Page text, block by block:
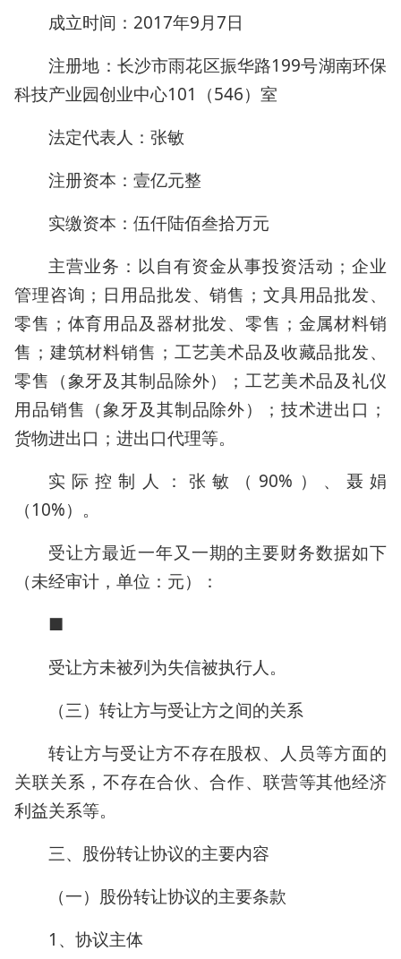
成立时间：2017年9月7日
注册地：长沙市雨花区振华路199号湖南环保
科技产业园创业中心101（546）室
法定代表人：张敏
注册资本：壹亿元整
实缴资本：伍仟陆佰叁拾万元
主营业务：以自有资金从事投资活动；企业
管理咨询；日用品批发、销售；文具用品批发、
零售；体育用品及器材批发、零售；金属材料销
售；建筑材料销售；工艺美术品及收藏品批发、
零售（象牙及其制品除外）；工艺美术品及礼仪
用品销售（象牙及其制品除外）；技术进出口；
货物进出口；进出口代理等。
实际控制人：张敏（90%）、聂娟
（10%）。
受让方最近一年又一期的主要财务数据如下
（未经审计，单位：元）：
■
受让方未被列为失信被执行人。
（三）转让方与受让方之间的关系
转让方与受让方不存在股权、人员等方面的
关联关系，不存在合伙、合作、联营等其他经济
利益关系等。
三、股份转让协议的主要内容
（一）股份转让协议的主要条款
1、协议主体